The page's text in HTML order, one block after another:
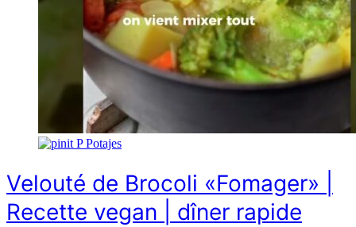
P Potajes
Velouté de Brocoli «Fomager» |
Recette vegan | dîner rapide